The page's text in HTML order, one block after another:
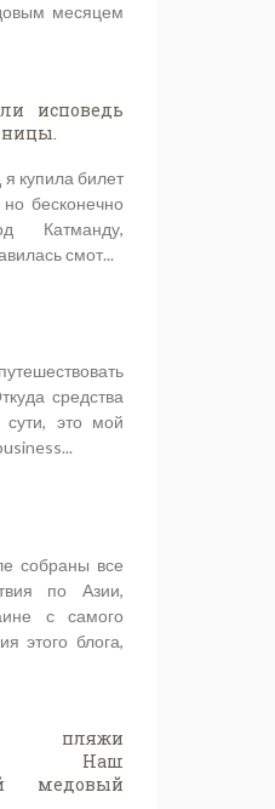
месяцем
исповедь
я купила билет
бесконечно
Катманду,
смот...
средства
это мой
собраны все
по Азии,
с самого
этого блога,
пляжи
Наш
медовый